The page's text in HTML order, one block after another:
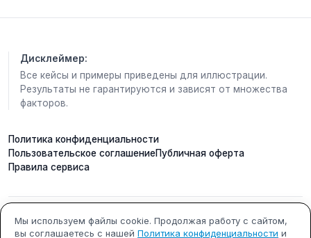
лифте или заводишь разговор? Расскажи про
самую необычную встречу в кабине — пусть
будет коллекция маленьких городских историй! 💬
#ДеньРазговоровВЛифте #МолчатьИлиГоворить
#МаленькиеМоменты
Дисклеймер:
Все кейсы и примеры приведены для иллюстрации.
Результаты не гарантируются и зависят от множества
факторов.
Политика конфиденциальности
Пользовательское соглашениеПубличная оферта
Правила сервиса
ИП Кобилинский Артем
Сергеевич
ИНН 615490002327
Мы используем файлы cookie. Продолжая работу с сайтом,
вы соглашаетесь с нашей Политика конфиденциальности и